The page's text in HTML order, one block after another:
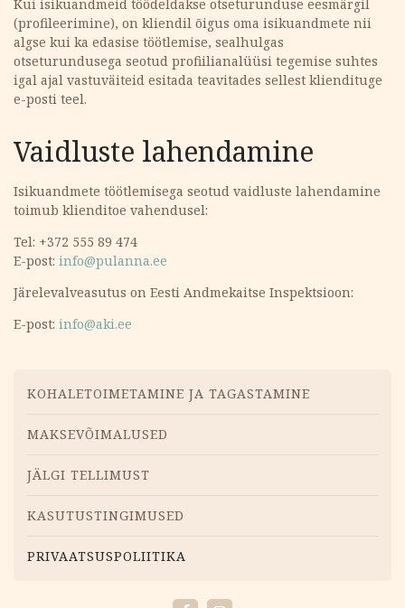
Kui isikuandmeid töödeldakse otseturunduse eesmärgil
(profileerimine), on kliendil õigus oma isikuandmete nii
algse kui ka edasise töötlemise, sealhulgas
otseturundusega seotud profiilianalüüsi tegemise suhtes
igal ajal vastuväiteid esitada teavitades sellest kliendituge
e-posti teel.
Vaidluste lahendamine
Isikuandmete töötlemisega seotud vaidluste lahendamine
toimub klienditoe vahendusel:
Tel: +372 555 89 474
E-post: info@pulanna.ee
Järelevalveasutus on Eesti Andmekaitse Inspektsioon:
E-post: info@aki.ee
Menüü
KOHALETOIMETAMINE JA TAGASTAMINE
MAKSEVÕIMALUSED
JÄLGI TELLIMUST
KASUTUSTINGIMUSED
PRIVAATSUSPOLIITIKA